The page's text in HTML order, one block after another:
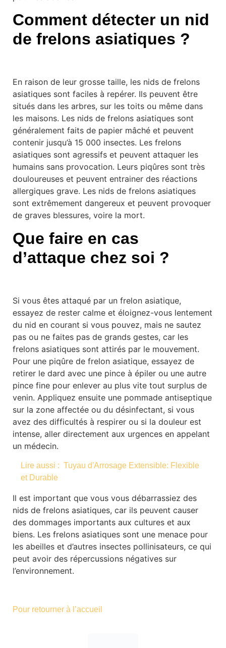
Comment détecter un nid
de frelons asiatiques ?
En raison de leur grosse taille, les nids de frelons
asiatiques sont faciles à repérer. Ils peuvent être
situés dans les arbres, sur les toits ou même dans
les maisons. Les nids de frelons asiatiques sont
généralement faits de papier mâché et peuvent
contenir jusqu’à 15 000 insectes. Les frelons
asiatiques sont agressifs et peuvent attaquer les
humains sans provocation. Leurs piqûres sont très
douloureuses et peuvent entrainer des réactions
allergiques grave. Les nids de frelons asiatiques
sont extrêmement dangereux et peuvent provoquer
de graves blessures, voire la mort.
Que faire en cas
d’attaque chez soi ?
Si vous êtes attaqué par un frelon asiatique,
essayez de rester calme et éloignez-vous lentement
du nid en courant si vous pouvez, mais ne sautez
pas ou ne faites pas de grands gestes, car les
frelons asiatiques sont attirés par le mouvement.
Pour une piqûre de frelon asiatique, essayez de
retirer le dard avec une pince à épiler ou une autre
pince fine pour enlever au plus vite tout surplus de
venin. Appliquez ensuite une pommade antiseptique
sur la zone affectée ou du désinfectant, si vous
avez des difficultés à respirer ou si la douleur est
intense, aller directement aux urgences en appelant
un médecin.
Lire aussi : Tuyau d'Arrosage Extensible: Flexible
et Durable
Il est important que vous vous débarrassiez des
nids de frelons asiatiques, car ils peuvent causer
des dommages importants aux cultures et aux
biens. Les frelons asiatiques sont une menace pour
les abeilles et d’autres insectes pollinisateurs, ce qui
peut avoir des répercussions négatives sur
l’environnement.
Pour retourner à l’accueil